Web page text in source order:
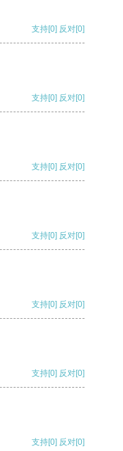
支持[0] 反对[0]
支持[0] 反对[0]
支持[0] 反对[0]
支持[0] 反对[0]
支持[0] 反对[0]
支持[0] 反对[0]
支持[0] 反对[0]